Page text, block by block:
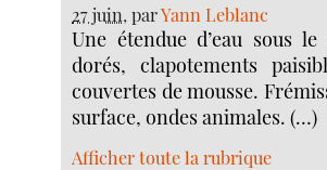
27 juin, parYann Leblanc
Une étendue d’eau sous
dorés, clapotements
couvertes de mousse.
surface, ondes animales. (…)
Afficher toute la rubrique